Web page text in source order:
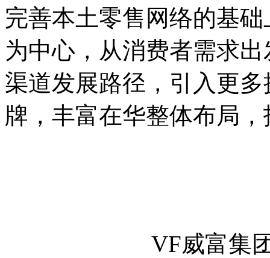
完善本土零售网络的基
为中心，从消费者需求
渠道发展路径，引入更
牌，丰富在华整体布局
VF威富集